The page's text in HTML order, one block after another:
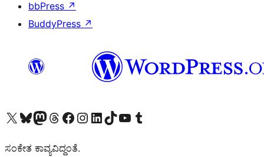
bbPress ↗
BuddyPress ↗
Visit our X (formerly Twitter) account
Visit our Bluesky account
Visit our Mastodon account
Visit our Threads account
Visit our Facebook page
Visit our Instagram account
Visit our LinkedIn account
Visit our TikTok account
Visit our YouTube channel
Visit our Tumblr account
ಸಂಕೇತ ಕಾವ್ಯವಿದ್ದಂತೆ.